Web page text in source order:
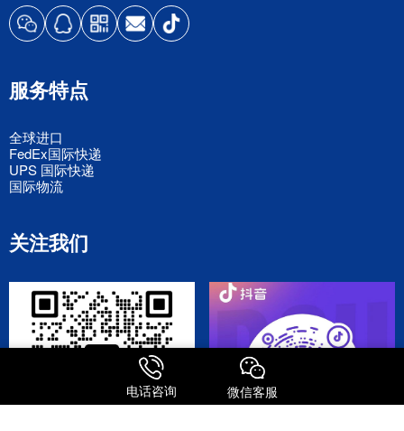
服务特点
全球进口
FedEx国际快递
UPS 国际快递
国际物流
关注我们
电话咨询 微信客服